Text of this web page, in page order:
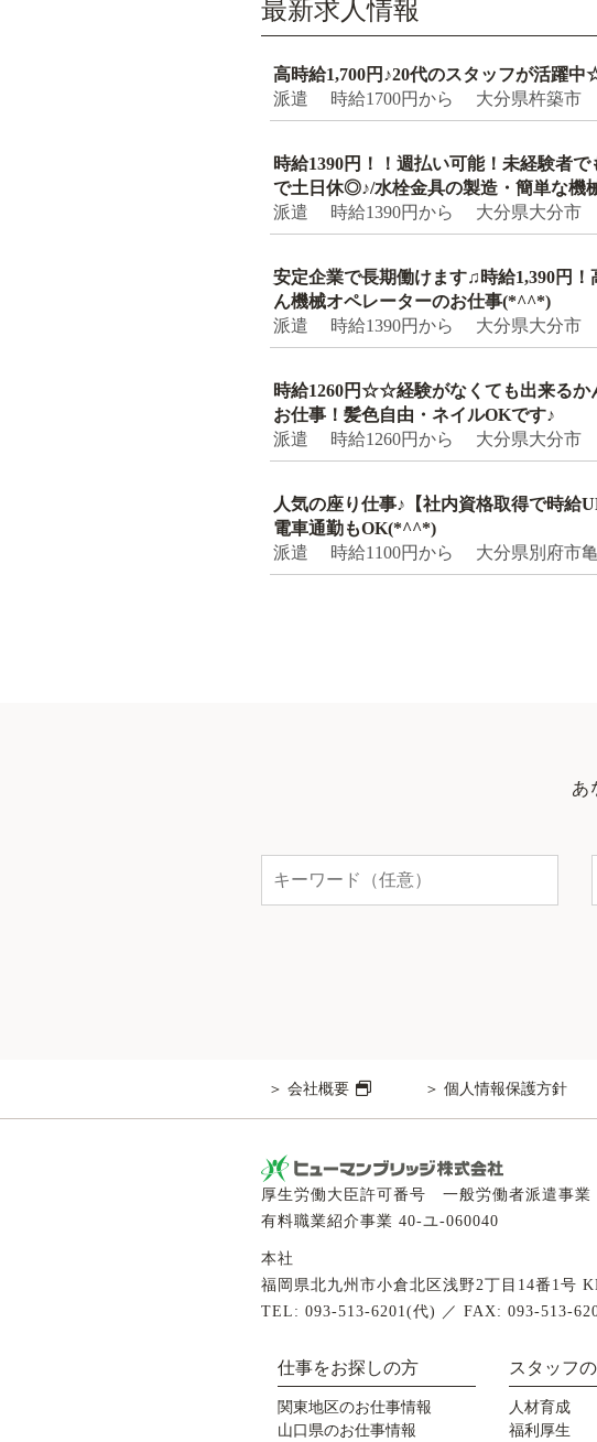
最新求人情報
高時給1,700円♪20代のスタッフが活躍
派遣 時給1700円から 大分県杵築市
時給1390円！！週払い可能！未経験者
で土日休◎♪/水栓金具の製造・簡単な機
派遣 時給1390円から 大分県大分市
安定企業で長期働けます♫時給1,390円
ん機械オペレーターのお仕事(*^^*)
派遣 時給1390円から 大分県大分市
時給1260円☆☆経験がなくても出来る
お仕事！髪色自由・ネイルOKです♪
派遣 時給1260円から 大分県大分市
人気の座り仕事♪【社内資格取得で時
電車通勤もOK(*^^*)
派遣 時給1100円から 大分県別府市
あ
会社概要 個人情報保護方針
厚生労働大臣許可番号 一般労働者派遣事
有料職業紹介事業 40-ユ-060040
本社
福岡県北九州市小倉北区浅野2丁目14番1号
TEL: 093-513-6201(代) ／ FAX: 093-513-
仕事をお探しの方
関東地区のお仕事情報
山口県のお仕事情報
スタッフ
人材育成
福利厚生